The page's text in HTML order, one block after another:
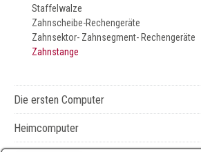
Staffelwalze
Zahnscheibe-Rechengeräte
Zahnsektor- Zahnsegment- Rechengeräte
Zahnstange
Die ersten Computer
Heimcomputer